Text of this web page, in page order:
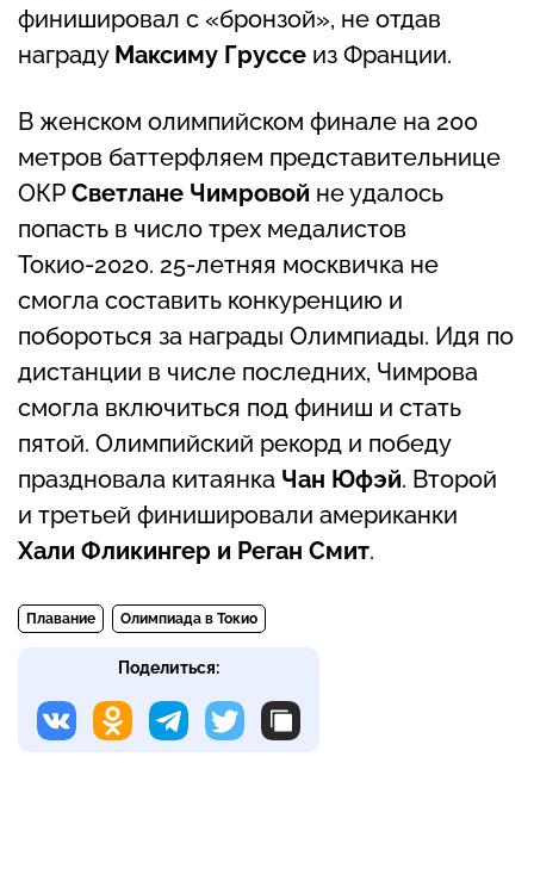
финишировал с «бронзой», не отдав
награду Максиму Груссе из Франции.
В женском олимпийском финале на 200
метров баттерфляем представительнице
ОКР Светлане Чимровой не удалось
попасть в число трех медалистов
Токио-2020. 25-летняя москвичка не
смогла составить конкуренцию и
побороться за награды Олимпиады. Идя по
дистанции в числе последних, Чимрова
смогла включиться под финиш и стать
пятой. Олимпийский рекорд и победу
праздновала китаянка Чан Юфэй. Второй
и третьей финишировали американки
Хали Фликингер и Реган Смит.
Плавание Олимпиада в Токио
Поделиться: